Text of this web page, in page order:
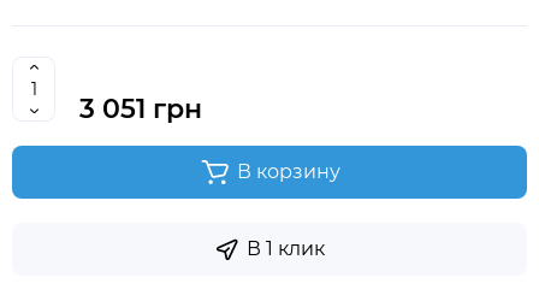
3 051 грн
В корзину
В 1 клик